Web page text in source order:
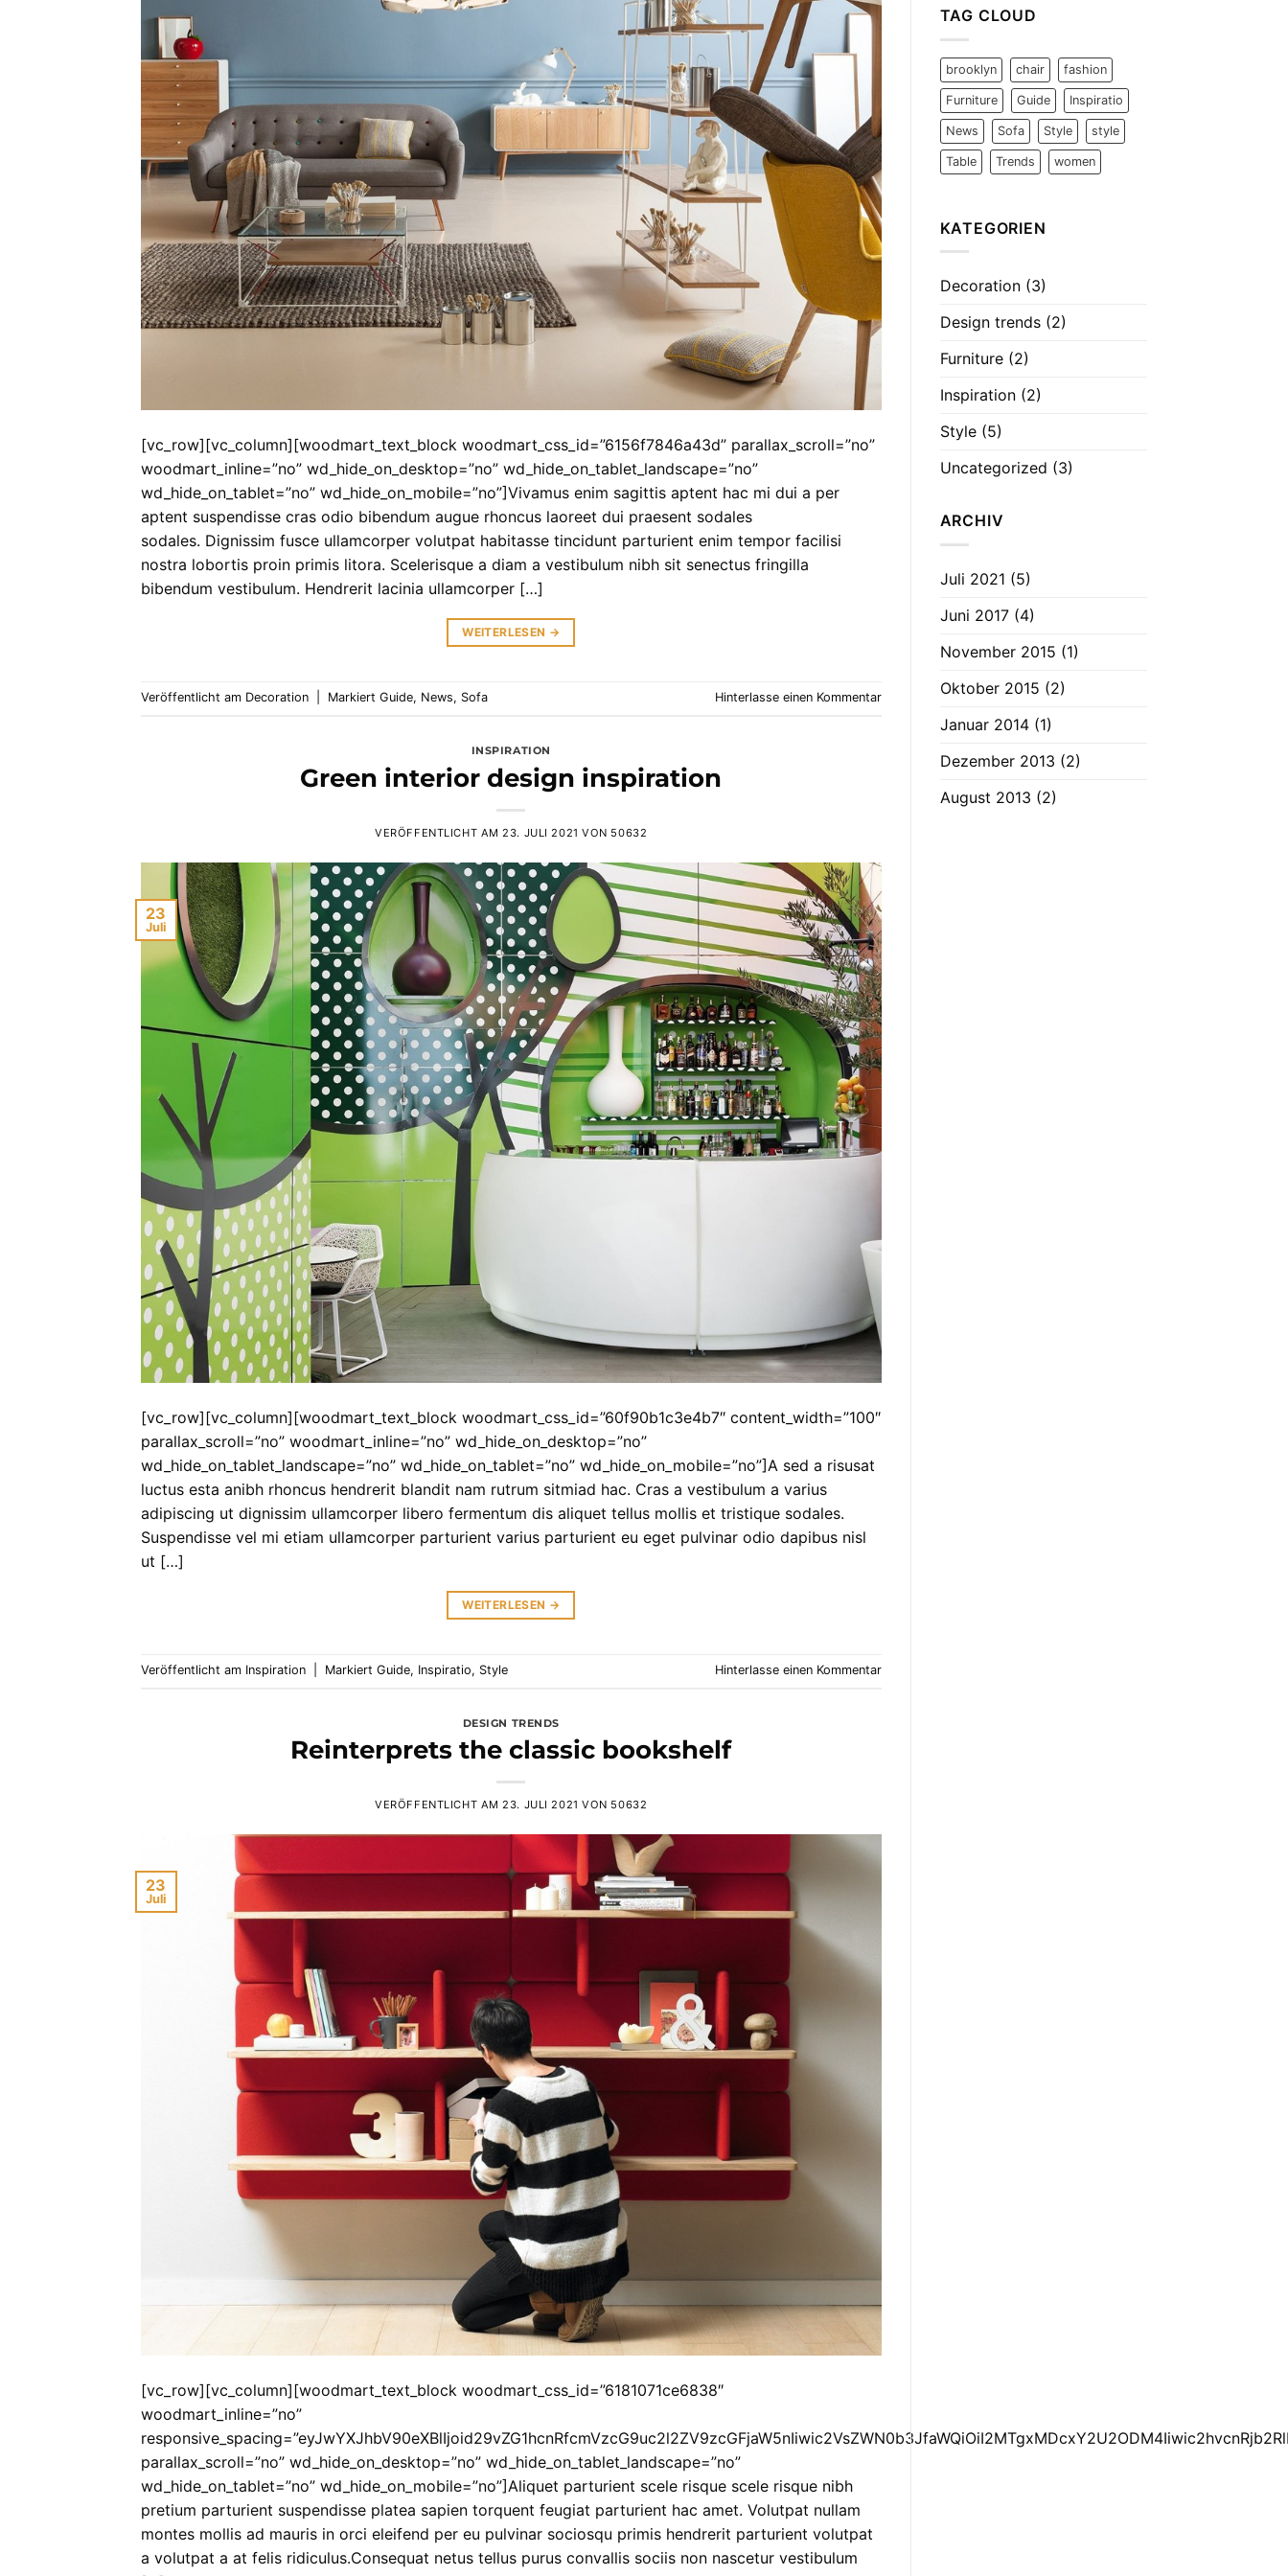
[vc_row][vc_column][woodmart_text_block woodmart_css_id=”6156f7846a43d” parallax_scroll=”no”
woodmart_inline=”no” wd_hide_on_desktop=”no” wd_hide_on_tablet_landscape=”no”
wd_hide_on_tablet=”no” wd_hide_on_mobile=”no”]Vivamus enim sagittis aptent hac mi dui a per
aptent suspendisse cras odio bibendum augue rhoncus laoreet dui praesent sodales
sodales. Dignissim fusce ullamcorper volutpat habitasse tincidunt parturient enim tempor facilisi
nostra lobortis proin primis litora. Scelerisque a diam a vestibulum nibh sit senectus fringilla
bibendum vestibulum. Hendrerit lacinia ullamcorper […]
WEITERLESEN →
Veröffentlicht am Decoration Markiert Guide, News, Sofa Hinterlasse einen Kommentar
INSPIRATION
Green interior design inspiration
VERÖFFENTLICHT AM 23. JULI 2021 VON 50632
23
Juli
[vc_row][vc_column][woodmart_text_block woodmart_css_id=”60f90b1c3e4b7″ content_width=”100″
parallax_scroll=”no” woodmart_inline=”no” wd_hide_on_desktop=”no”
wd_hide_on_tablet_landscape=”no” wd_hide_on_tablet=”no” wd_hide_on_mobile=”no”]A sed a risusat
luctus esta anibh rhoncus hendrerit blandit nam rutrum sitmiad hac. Cras a vestibulum a varius
adipiscing ut dignissim ullamcorper libero fermentum dis aliquet tellus mollis et tristique sodales.
Suspendisse vel mi etiam ullamcorper parturient varius parturient eu eget pulvinar odio dapibus nisl
ut […]
WEITERLESEN →
Veröffentlicht am Inspiration Markiert Guide, Inspiratio, Style Hinterlasse einen Kommentar
DESIGN TRENDS
Reinterprets the classic bookshelf
VERÖFFENTLICHT AM23. JULI 2021 VON 50632
23
Juli
[vc_row][vc_column][woodmart_text_block woodmart_css_id=”6181071ce6838″
woodmart_inline=”no”
parallax_scroll=”no” wd_hide_on_desktop=”no” wd_hide_on_tablet_landscape=”no”
wd_hide_on_tablet=”no” wd_hide_on_mobile=”no”]Aliquet parturient scele risque scele risque nibh
pretium parturient suspendisse platea sapien torquent feugiat parturient hac amet. Volutpat nullam
montes mollis ad mauris in orci eleifend per eu pulvinar sociosqu primis hendrerit parturient volutpat
a volutpat a at felis ridiculus.Consequat netus tellus purus convallis sociis non nascetur vestibulum
TAG CLOUD
brooklyn chair fashion
Furniture Guide Inspiratio
News Sofa Style style
Table Trends women
KATEGORIEN
Decoration(3)
Design trends(2)
Furniture(2)
Inspiration(2)
Style(5)
Uncategorized (3)
ARCHIV
Juli 2021 (5)
Juni 2017(4)
November 2015 (1)
Oktober 2015 (2)
Januar 2014(1)
Dezember 2013 (2)
August 2013 (2)